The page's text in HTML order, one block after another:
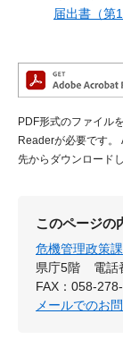
届出書（第
PDF形式のファイル
Readerが必要です。
先からダウンロード
このページの
危機管理政策課
県庁5階
電話
FAX：058-
メールでのお